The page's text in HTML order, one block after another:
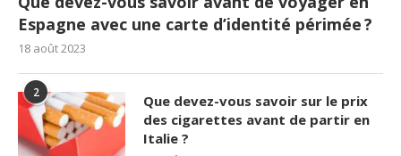
Espagne avec une carte d’identité périmée ?
18 août 2023
2
Que devez-vous savoir sur le prix
des cigarettes avant de partir en
Italie ?